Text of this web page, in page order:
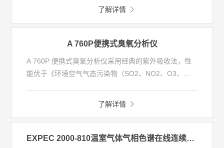
水环境
气污染源
便携/走航
量。测量性能满足WMO标准，测量灵敏度达到十亿分
之一( ppb )，在数月运行中的漂移可以忽略不计。分析
应，并输出CO2、CH4 的干摩尔分数。
了解详情
A 760P便携式臭氧分析仪
A 760P 便携式臭氧分析仪采用经典的紫外吸收法，性
能优于《环境空气气态污染物（SO2、NO2、O3、
设备运用创新型温、湿度和压力补偿技术，满足严酷的
户外应用需求。
了解详情
EXPEC 2000-810温室气体气相色谱在线连续监测系统